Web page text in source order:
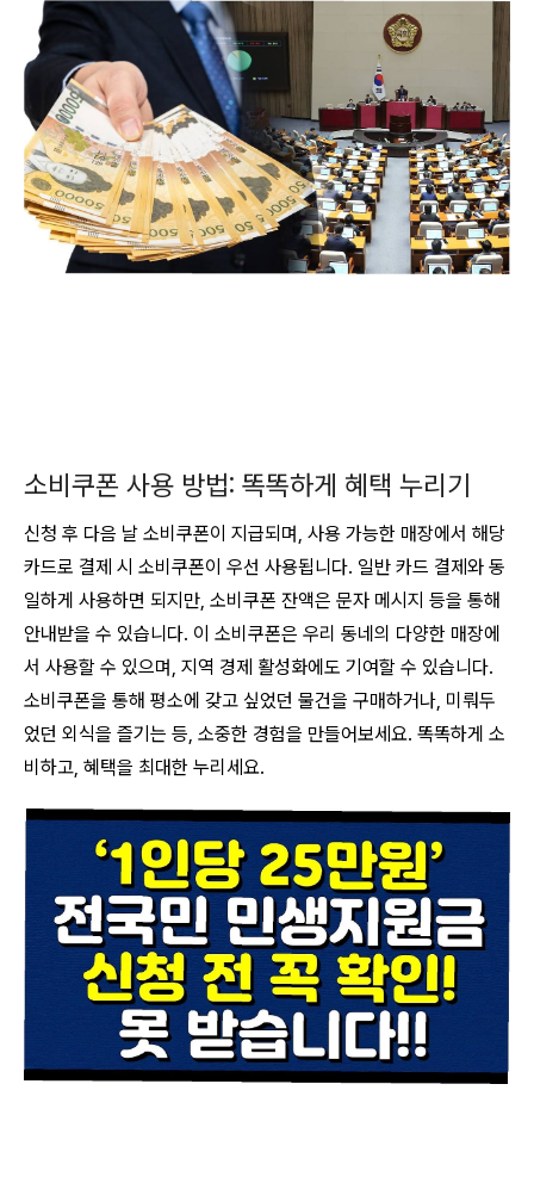
소비쿠폰 사용 방법: 똑똑하게 혜택 누리기
신청 후 다음 날 소비쿠폰이 지급되며, 사용 가능한 매장에서 해당
카드로 결제 시 소비쿠폰이 우선 사용됩니다. 일반 카드 결제와 동
일하게 사용하면 되지만, 소비쿠폰 잔액은 문자 메시지 등을 통해
안내받을 수 있습니다. 이 소비쿠폰은 우리 동네의 다양한 매장에
서 사용할 수 있으며, 지역 경제 활성화에도 기여할 수 있습니다.
소비쿠폰을 통해 평소에 갖고 싶었던 물건을 구매하거나, 미뤄두
었던 외식을 즐기는 등, 소중한 경험을 만들어보세요. 똑똑하게 소
비하고, 혜택을 최대한 누리세요.